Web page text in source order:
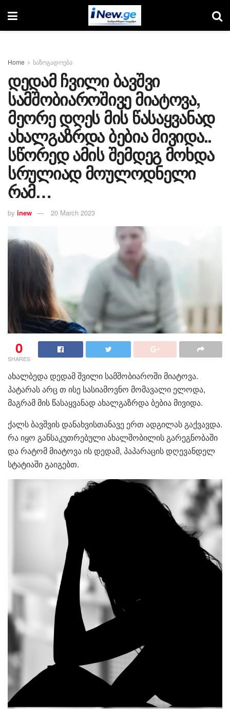
Home საზოგადოება
დედამ ჩვილი ბავშვი
სამშობიაროშივე მიატოვა,
მეორე დღეს მის წასაყვანად
ახალგაზრდა ბებია მივიდა..
სწორედ ამის შემდეგ მოხდა
სრულიად მოულოდნელი
რამ…
by inew 20 March 2023
0
SHARES
ახალბედა დედამ შვილი სამშობიაროში მიატოვა.
პატარას არც თ ისე სასიამოვნო მომავალი ელოდა,
მაგრამ მის წასაყვანად ახალგაზრდა ბებია მივიდა.
ქალს ბავშვის დანახვისთანავე ერთ ადგილას გაქვავდა.
რა იყო განსაკუთრებული ახალშობილის გარეგნობაში
და რატომ მიატოვა ის დედამ, პაპარაცის დღევანდელ
სტატიაში გაიგებთ.